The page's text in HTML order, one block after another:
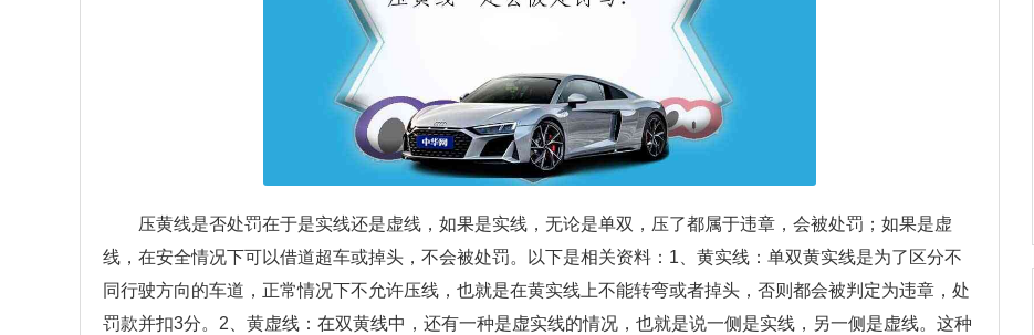
压黄线是否处罚在于是实线还是虚线，如果是实线，无论是单双，压了都属于违章，会被处罚；如果是虚
线，在安全情况下可以借道超车或掉头，不会被处罚。以下是相关资料：1、黄实线：单双黄实线是为了区分不
同行驶方向的车道，正常情况下不允许压线，也就是在黄实线上不能转弯或者掉头，否则都会被判定为违章，处
罚款并扣3分。2、黄虚线：在双黄线中，还有一种是虚实线的情况，也就是说一侧是实线，另一侧是虚线。这种